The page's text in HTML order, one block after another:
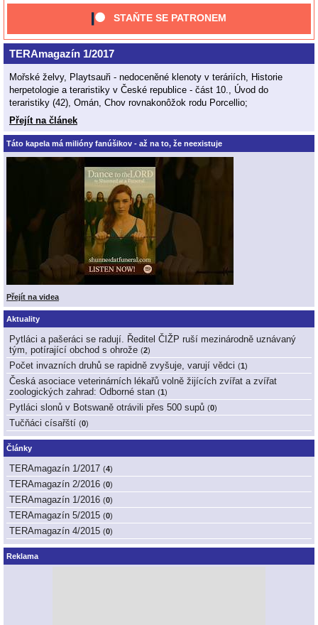
STAŇTE SE PATRONEM
TERAmagazín 1/2017
Mořské želvy, Playtsauři - nedoceněné klenoty v teráriích, Historie
herpetologie a teraristiky v České republice - část 10., Úvod do
teraristiky (42), Omán, Chov rovnakonôžok rodu Porcellio;
Přejít na článek
Táto kapela má milióny fanúšikov - až na to, že neexistuje
Přejít na videa
Aktuality
Pytláci a pašeráci se radují. Ředitel ČIŽP ruší mezinárodně uznávaný
tým, potírající obchod s ohrože (2)
Počet invazních druhů se rapidně zvyšuje, varují vědci (1)
Česká asociace veterinárních lékařů volně žijících zvířat a zvířat
zoologických zahrad: Odborné stan (1)
Pytláci slonů v Botswaně otrávili přes 500 supů (0)
Tučňáci císařští (0)
Články
TERAmagazín 1/2017 (4)
TERAmagazín 2/2016 (0)
TERAmagazín 1/2016 (0)
TERAmagazín 5/2015 (0)
TERAmagazín 4/2015 (0)
Reklama